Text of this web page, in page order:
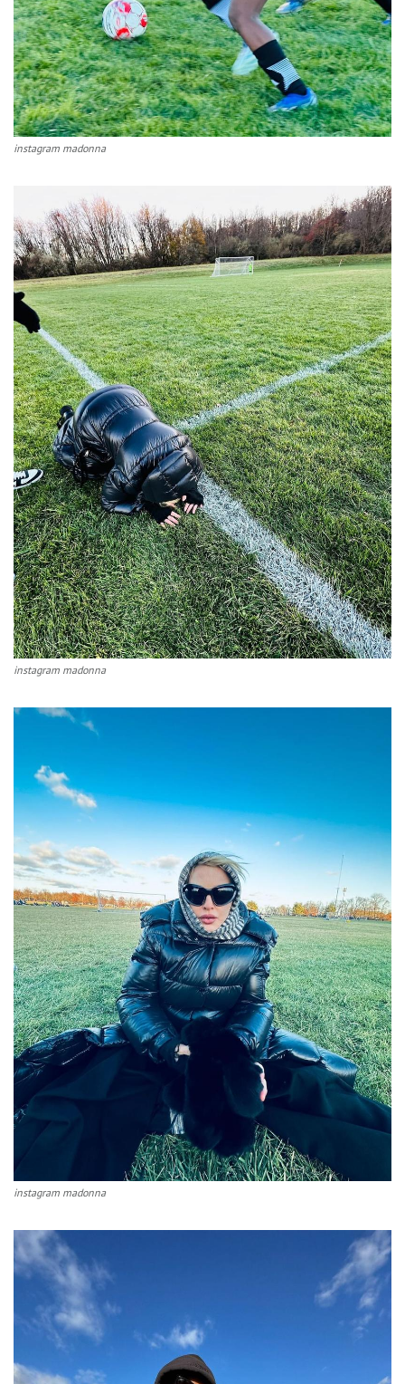
instagram madonna
instagram madonna
instagram madonna